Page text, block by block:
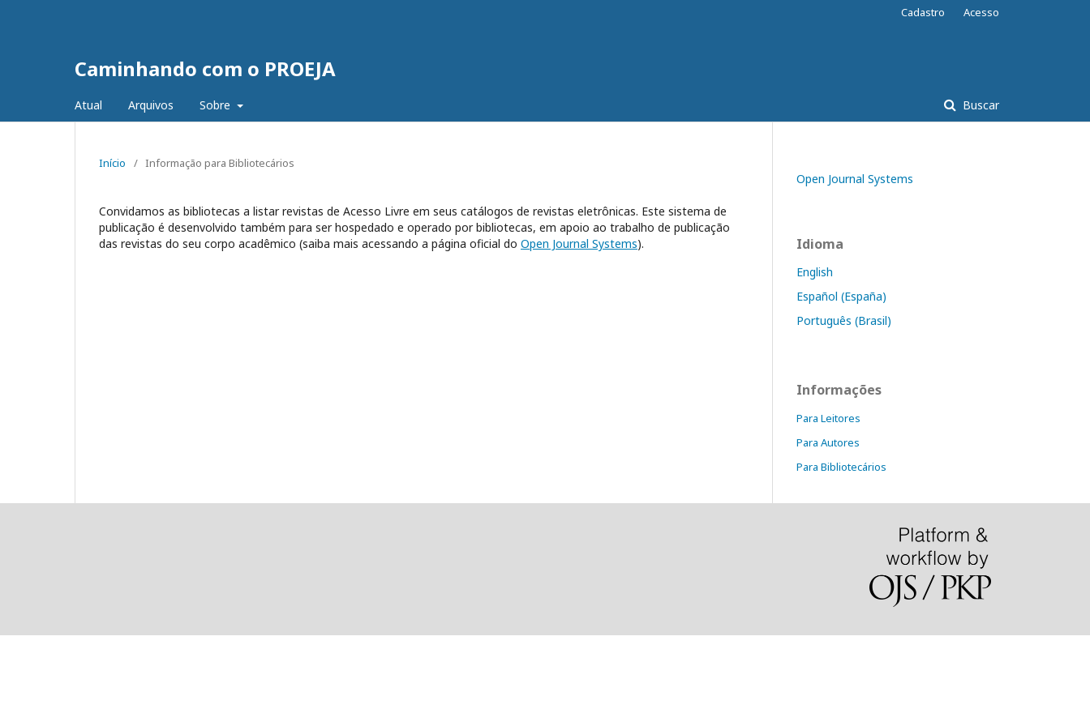
Caminhando com o PROEJA
Atual Arquivos Sobre Buscar
Cadastro Acesso
Início / Informação para Bibliotecários
Convidamos as bibliotecas a listar revistas de Acesso Livre em seus catálogos de revistas eletrônicas. Este sistema de
publicação é desenvolvido também para ser hospedado e operado por bibliotecas, em apoio ao trabalho de publicação
das revistas do seu corpo acadêmico (saiba mais acessando a página oficial do Open Journal Systems).
Open Journal Systems
Idioma
English
Español (España)
Português (Brasil)
Informações
Para Leitores
Para Autores
Para Bibliotecários